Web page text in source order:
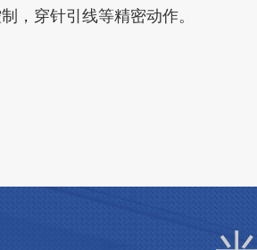
，穿针引线等精密动作。